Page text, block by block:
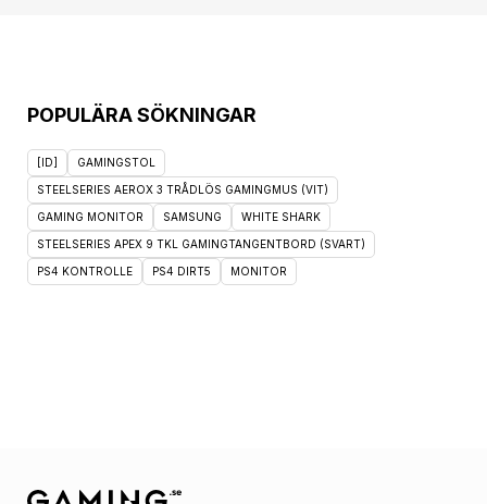
POPULÄRA SÖKNINGAR
[ID] GAMINGSTOL
STEELSERIES AEROX 3 TRÅDLÖS GAMINGMUS (VIT)
GAMING MONITOR SAMSUNG WHITE SHARK
STEELSERIES APEX 9 TKL GAMINGTANGENTBORD (SVART)
PS4 KONTROLLE PS4 DIRT5 MONITOR